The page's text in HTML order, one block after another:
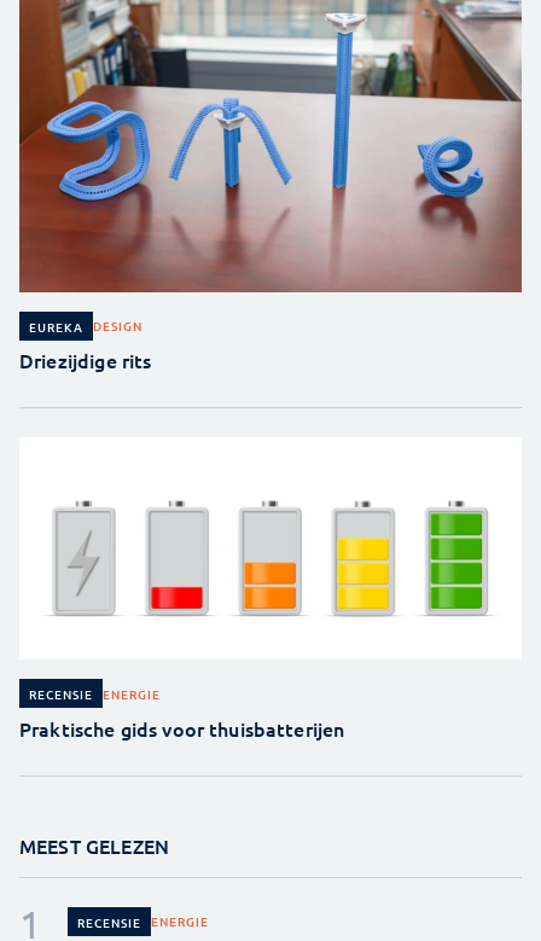
EUREKA DESIGN
Driezijdige rits
RECENSIE ENERGIE
Praktische gids voor thuisbatterijen
MEEST GELEZEN
RECENSIE ENERGIE